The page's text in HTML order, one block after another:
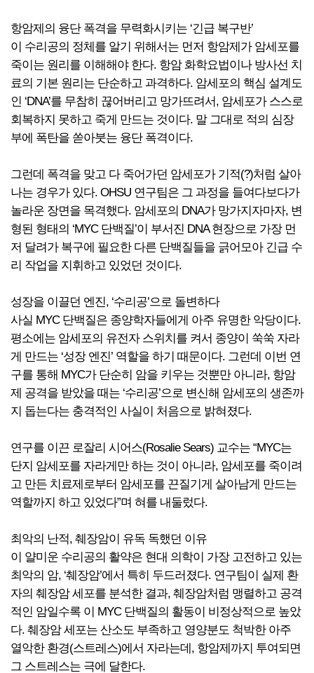
항암제의 융단 폭격을 무력화시키는 ‘긴급 복구반’
이 수리공의 정체를 알기 위해서는 먼저 항암제가 암세포를
죽이는 원리를 이해해야 한다. 항암 화학요법이나 방사선 치
료의 기본 원리는 단순하고 과격하다. 암세포의 핵심 설계도
인 ‘DNA’를 무참히 끊어버리고 망가뜨려서, 암세포가 스스로
회복하지 못하고 죽게 만드는 것이다. 말 그대로 적의 심장
부에 폭탄을 쏟아붓는 융단 폭격이다.
그런데 폭격을 맞고 다 죽어가던 암세포가 기적(?)처럼 살아
나는 경우가 있다. OHSU 연구팀은 그 과정을 들여다보다가
놀라운 장면을 목격했다. 암세포의 DNA가 망가지자마자, 변
형된 형태의 ‘MYC 단백질’이 부서진 DNA 현장으로 가장 먼
저 달려가 복구에 필요한 다른 단백질들을 긁어모아 긴급 수
리 작업을 지휘하고 있었던 것이다.
성장을 이끌던 엔진, ‘수리공’으로 돌변하다
사실 MYC 단백질은 종양학자들에게 아주 유명한 악당이다.
평소에는 암세포의 유전자 스위치를 켜서 종양이 쑥쑥 자라
게 만드는 ‘성장 엔진’ 역할을 하기 때문이다. 그런데 이번 연
구를 통해 MYC가 단순히 암을 키우는 것뿐만 아니라, 항암
제 공격을 받았을 때는 ‘수리공’으로 변신해 암세포의 생존까
지 돕는다는 충격적인 사실이 처음으로 밝혀졌다.
연구를 이끈 로잘리 시어스(Rosalie Sears) 교수는 “MYC는
단지 암세포를 자라게만 하는 것이 아니라, 암세포를 죽이려
고 만든 치료제로부터 암세포를 끈질기게 살아남게 만드는
역할까지 하고 있었다”며 혀를 내둘렀다.
최악의 난적, 췌장암이 유독 독했던 이유
이 얄미운 수리공의 활약은 현대 의학이 가장 고전하고 있는
최악의 암, ‘췌장암’에서 특히 두드러졌다. 연구팀이 실제 환
자의 췌장암 세포를 분석한 결과, 췌장암처럼 맹렬하고 공격
적인 암일수록 이 MYC 단백질의 활동이 비정상적으로 높았
다. 췌장암 세포는 산소도 부족하고 영양분도 척박한 아주
열악한 환경(스트레스)에서 자라는데, 항암제까지 투여되면
그 스트레스는 극에 달한다.